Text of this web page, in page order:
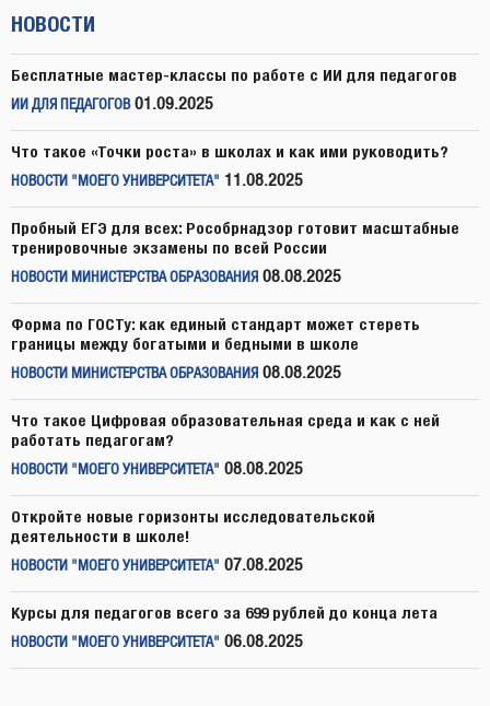
НОВОСТИ
Бесплатные мастер-классы по работе с ИИ для педагогов
ИИ ДЛЯ ПЕДАГОГОВ 01.09.2025
Что такое «Точки роста» в школах и как ими руководить?
НОВОСТИ "МОЕГО УНИВЕРСИТЕТА" 11.08.2025
Пробный ЕГЭ для всех: Рособрнадзор готовит масштабные
тренировочные экзамены по всей России
НОВОСТИ МИНИСТЕРСТВА ОБРАЗОВАНИЯ 08.08.2025
Форма по ГОСТу: как единый стандарт может стереть
границы между богатыми и бедными в школе
НОВОСТИ МИНИСТЕРСТВА ОБРАЗОВАНИЯ 08.08.2025
Что такое Цифровая образовательная среда и как с ней
работать педагогам?
НОВОСТИ "МОЕГО УНИВЕРСИТЕТА" 08.08.2025
Откройте новые горизонты исследовательской
деятельности в школе!
НОВОСТИ "МОЕГО УНИВЕРСИТЕТА" 07.08.2025
Курсы для педагогов всего за 699 рублей до конца лета
НОВОСТИ "МОЕГО УНИВЕРСИТЕТА" 06.08.2025